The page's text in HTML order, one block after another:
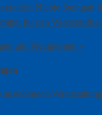
Nicole Steingaß
für den Wiederaufbau
und Neuigkeiten »